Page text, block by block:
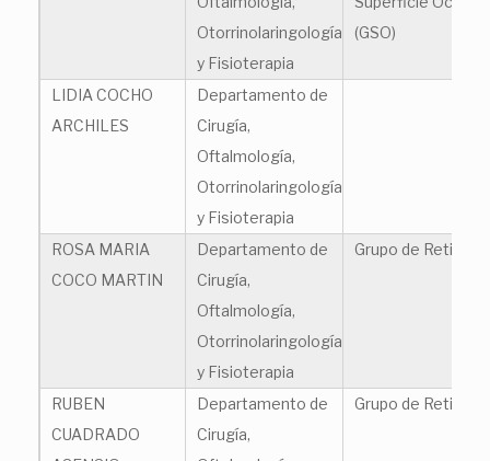
Otorrinolaringología
y Fisioterapia
(GSO)
LIDIA COCHO
ARCHILES
Departamento de
Cirugía,
Oftalmología,
Otorrinolaringología
y Fisioterapia
ROSA MARIA
COCO MARTIN
Departamento de
Cirugía,
Oftalmología,
Otorrinolaringología
y Fisioterapia
Grupo de Retina
RUBEN
CUADRADO
Departamento de
Cirugía,
Grupo de Retina